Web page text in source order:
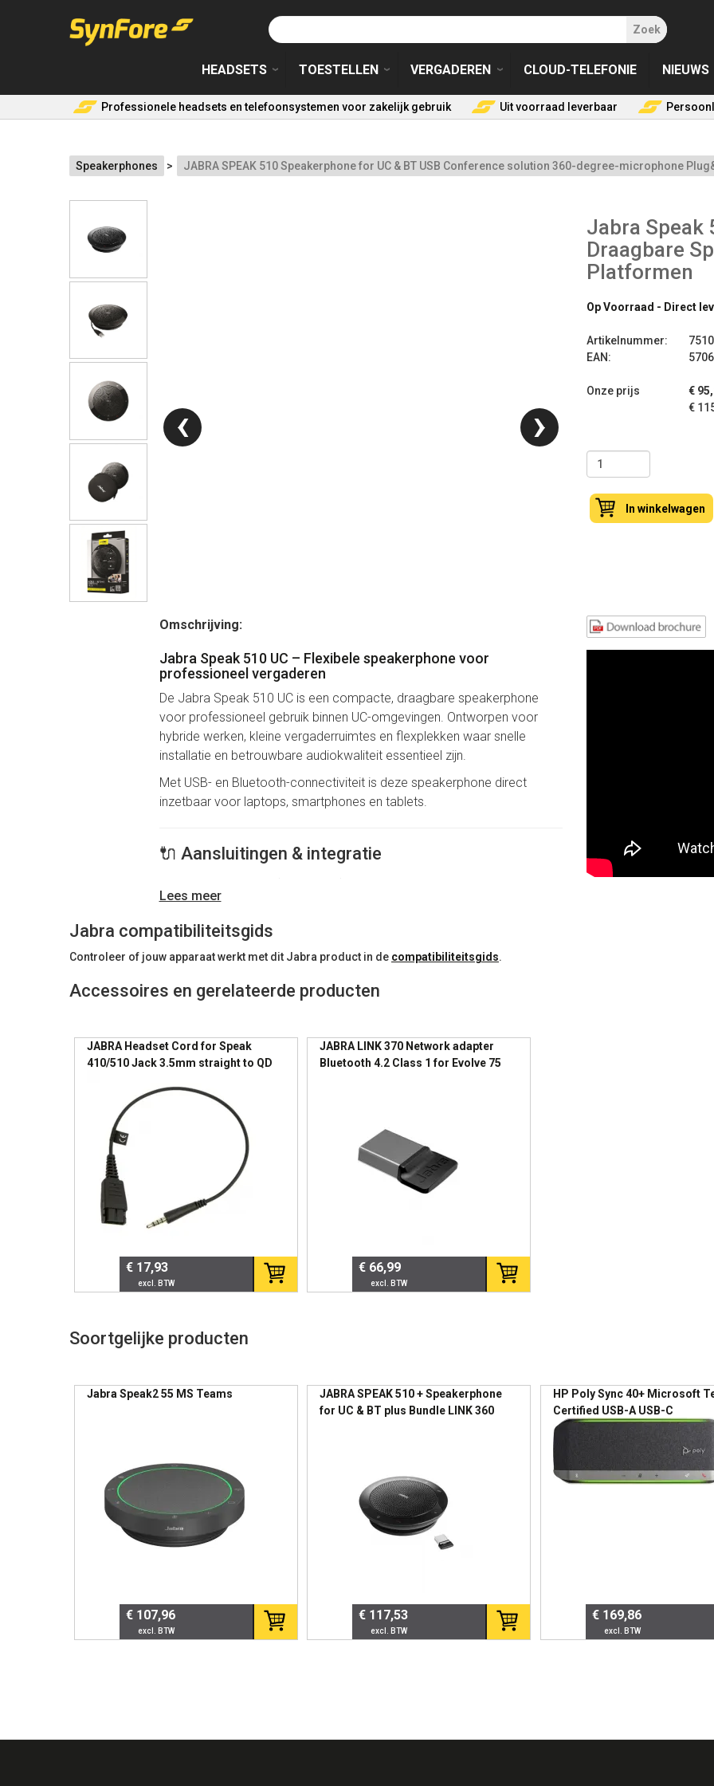
Zoek
HEADSETS TOESTELLEN VERGADEREN CLOUD-TELEFONIE NIEUWS
Professionele headsets en telefoonsystemen voor zakelijk gebruik Uit voorraad leverbaar
Speakerphones JABRA SPEAK 510 Speakerphone for UC & BT USB Conference solution 360-degree-microphone
‹ ›
Jabra Speak
Draagbare
Platformen
Op Voorraad - Direct
Artikelnummer:
EAN:
Onze prijs
€
€
In winkelwagen
Omschrijving:
Jabra Speak 510 UC – Flexibele speakerphone voor
professioneel vergaderen
De Jabra Speak 510 UC is een compacte, draagbare speakerphone
voor professioneel gebruik binnen UC-omgevingen. Ontworpen voor
hybride werken, kleine vergaderruimtes en flexplekken waar snelle
installatie en betrouwbare audiokwaliteit essentieel zijn.
Met USB- en Bluetooth-connectiviteit is deze speakerphone direct
inzetbaar voor laptops, smartphones en tablets.
🔌 Aansluitingen & integratie
Bluetooth connectiviteit
UC-gecertificeerd
Compatibel met Windows, macOS en mobiele apparaten
Ondersteuning via Jabra Direct
Geoptimaliseerd voor o.a. Zoom ,Cisco Webex
🔊 Audio & Microfoontechnologie
360° omnidirectionele microfoon
Digital Signal Processing (DSP)
Echo-onderdrukking
Breedband audio
Zakelijk voordeel:
Heldere groepsgesprekken zonder extra
microfoons of complexe AV-installatie.
📡 Connectiviteit & Mobiliteit
Bluetooth bereik tot ca. 30 meter
Inclusief beschermend draagetui
Intuïtieve touch-bediening
LED-indicatoren voor status
Plug & play installatie
Binnen enkele seconden operationeel in iedere vergaderruimte.
Specificatie Details
Lees meer
Jabra compatibiliteitsgids
Controleer of jouw apparaat werkt met dit Jabra product in de compatibiliteitsgids.
Accessoires en gerelateerde producten
JABRA Headset Cord for Speak
410/510 Jack 3.5mm straight to QD
€ 17,93
JABRA LINK 370 Network adapter
Bluetooth 4.2 Class 1 for Evolve 75
€ 66,99
Paginering
Soortgelijke producten
Jabra Speak2 55 MS Teams
€ 107,96
JABRA SPEAK 510 + Speakerphone
for UC & BT plus Bundle LINK 360
€ 117,53
HP Poly Sync 40+ Microsoft
Certified USB-A USB-C
Speakerphone +BT700 USB-A
Adapter
€ 169,86
Paginering